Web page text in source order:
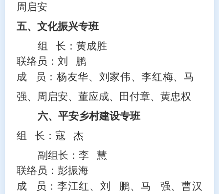
周启安
五、文化振兴专班
组
长：黄成胜
联络员：刘
鹏
成
员：杨友华、刘家伟、李红梅、马
强、周启安、董应成、田付章、黄忠权
六、平安乡村建设专班
组
长：寇
杰
副组长：李
慧
联络员：彭振海
成
员：李江红、刘 鹏、马
强、曹汉